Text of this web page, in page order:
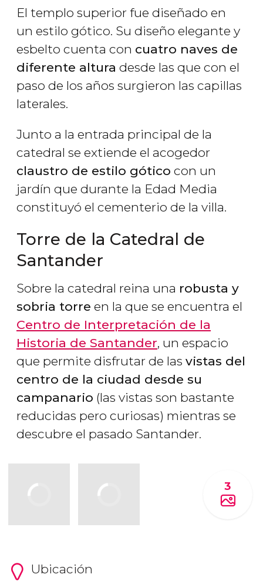
El templo superior fue diseñado en
un estilo gótico. Su diseño elegante y
esbelto cuenta con cuatro naves de
diferente altura desde las que con el
paso de los años surgieron las capillas
laterales.
Junto a la entrada principal de la
catedral se extiende el acogedor
claustro de estilo gótico con un
jardín que durante la Edad Media
constituyó el cementerio de la villa.
Torre de la Catedral de
Santander
Sobre la catedral reina una robusta y
sobria torre en la que se encuentra el
Centro de Interpretación de la
Historia de Santander, un espacio
que permite disfrutar de las vistas del
centro de la ciudad desde su
campanario (las vistas son bastante
reducidas pero curiosas) mientras se
descubre el pasado Santander.
3
Ubicación